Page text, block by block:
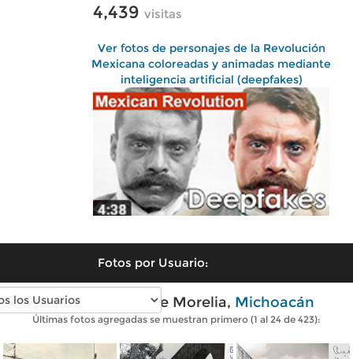
4,439 visitas
Ver fotos de personajes de la Revolución
Mexicana coloreadas y animadas mediante
inteligencia artificial (deepfakes)
Fotos por Usuario:
Fotos antiguas de Morelia, Michoacán
Últimas fotos agregadas se muestran primero (1 al 24 de 423):